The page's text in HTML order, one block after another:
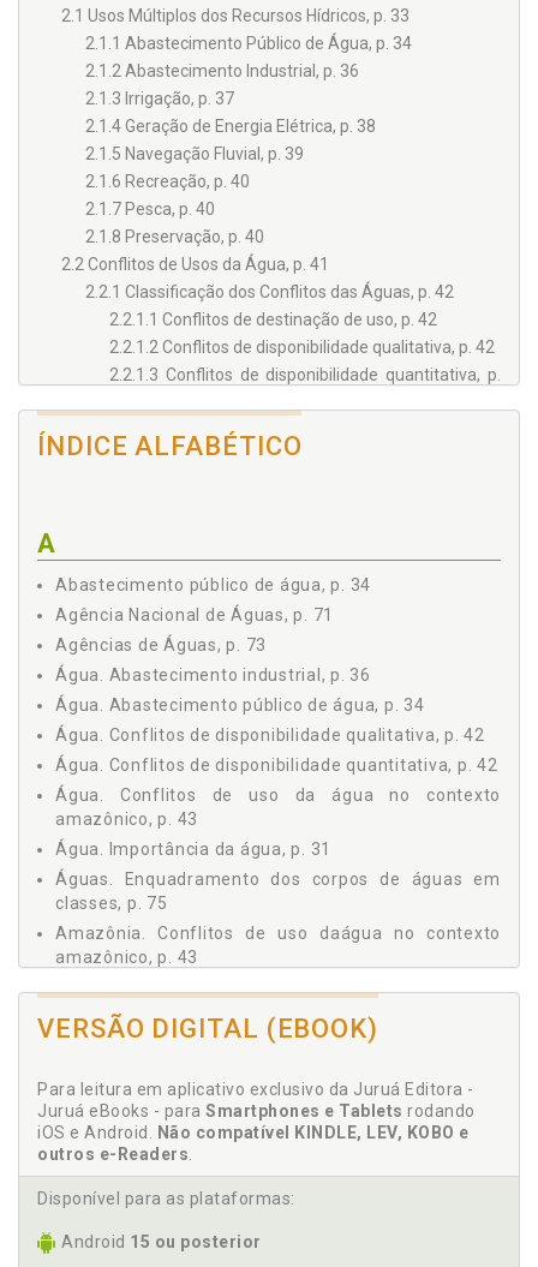
2.1 Usos Múltiplos dos Recursos Hídricos, p. 33
2.1.1 Abastecimento Público de Água, p. 34
2.1.2 Abastecimento Industrial, p. 36
2.1.3 Irrigação, p. 37
2.1.4 Geração de Energia Elétrica, p. 38
2.1.5 Navegação Fluvial, p. 39
2.1.6 Recreação, p. 40
2.1.7 Pesca, p. 40
2.1.8 Preservação, p. 40
2.2 Conflitos de Usos da Água, p. 41
2.2.1 Classificação dos Conflitos das Águas, p. 42
2.2.1.1 Conflitos de destinação de uso, p. 42
2.2.1.2 Conflitos de disponibilidade qualitativa, p. 42
2.2.1.3 Conflitos de disponibilidade quantitativa, p.
43
3.2.1 Princípio do Desenvolvimento Sustentável, p. 47
3.2.2 Princípio do Acesso Equitativo aos Recursos
Naturais, p. 50
3.2.3 Princípios do Poluidor Pagador e do Usuário
Pagador, p. 52
3.2.4 Princípio da Prevenção e da Precaução, p. 53
3.2.5 Princípio da Participação, p. 57
4 - GESTÃO DE RECURSOS HÍDRICOS NOS PAÍSES
AMAZÔNICOS, p. 59
4.1 Considerações Gerais, p. 59
4.1.1 Aspectos Históricos da Evolução das Políticas de
4.2 Brasil, p. 68
4.2.1 Política Nacional de Recursos Hídricos, p. 68
4.2.2 Organização Institucional da Gestão de Recursos
Hídricos no Brasil, p. 70
4.2.2.1 Conselho Nacional de Recursos Hídricos, p.
71
4.2.2.2 Agência Nacional de Águas, p. 71
4.2.2.3 Conselhos Estaduais de Recursos Hídricos, p.
4.2.2.4 Comitês de Bacias Hidrográficas, p. 73
4.2.2.5 Agências de Águas, p. 73
4.2.3 Instrumentos de Gestão de Recursos Hídricos no
Brasil, p. 74
4.2.3.1 Plano de Recursos Hídricos, p. 74
classes, p. 75
ÍNDICE ALFABÉTICO
A
Abastecimento público de água, p. 34
Agência Nacional de Águas, p. 71
Agências de Águas, p. 73
Água. Abastecimento industrial, p. 36
Água. Abastecimento público de água, p. 34
Água. Conflitos de disponibilidade qualitativa, p. 42
Água. Conflitos de disponibilidade quantitativa, p. 42
Água. Conflitos de uso da água no contexto
amazônico, p. 43
Água. Importância da água, p. 31
Águas. Enquadramento dos corpos de águas em
classes, p. 75
Amazônia. Conflitos de uso daágua no contexto
amazônico, p. 43
Amazônia. Gestão de recursos hídricos nos países
amazônicos, p. 59
Amazônia. Tratado decooperação amazônica, p. 173
gestão de recursos hídricos, p. 62
B
Bacia hidrográfica. Comitêsde Bacias Hidrográficas,
Bolívia, p. 155
VERSÃO DIGITAL (EBOOK)
Para leitura em aplicativo exclusivo da Juruá Editora -
Juruá eBooks - para Smartphones e Tablets rodando
iOS e Android. Não compatível KINDLE, LEV, KOBO e
outros e-Readers.
Disponível para as plataformas:
Android 15 ou posterior